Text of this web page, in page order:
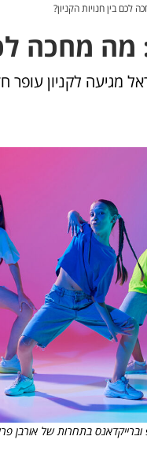
בין חנויות הקניון?
מחכה לכם
מגיעה לקניון
בתחרות של אורבן פרוג'קט 2026 -